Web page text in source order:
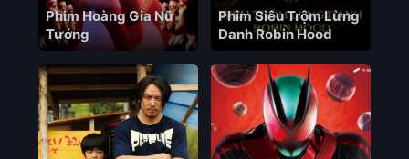
Phim Hoàng Gia Nữ
Tướng
Phim Siêu Trộm Lừng
Danh Robin Hood